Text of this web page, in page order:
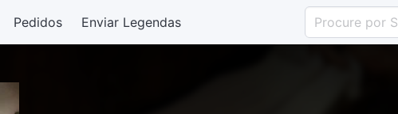
Pedidos Enviar Legendas